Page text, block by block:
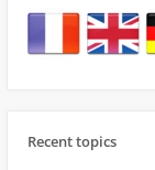
Recent topics